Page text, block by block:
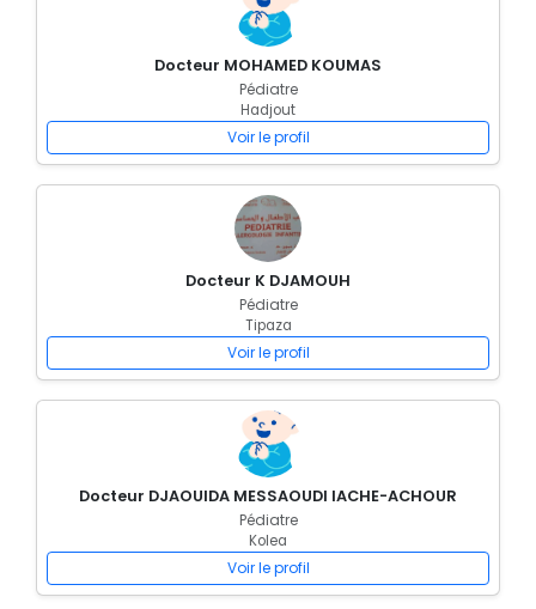
Docteur MOHAMED KOUMAS
Pédiatre
Hadjout
Voir le profil
Docteur K DJAMOUH
Pédiatre
Tipaza
Voir le profil
Docteur DJAOUIDA MESSAOUDI IACHE-ACHOUR
Pédiatre
Kolea
Voir le profil